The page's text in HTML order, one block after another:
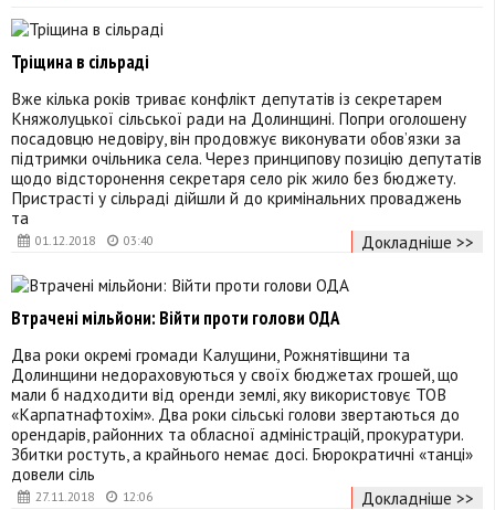
01.12.2018 03:40
Тріщина в сільраді
Вже кілька років триває конфлікт депутатів із секретарем
Княжолуцької сільської ради на Долинщині. Попри оголошену
посадовцю недовіру, він продовжує виконувати обов’язки за
підтримки очільника села. Через принципову позицію депутатів
щодо відсторонення секретаря село рік жило без бюджету.
Пристрасті у сільраді дійшли й до кримінальних проваджень
та
Докладніше >>
27.11.2018 12:06
Втрачені мільйони: Війти проти голови ОДА
Два роки окремі громади Калущини, Рожнятівщини та
Долинщини недораховуються у своїх бюджетах грошей, що
мали б надходити від оренди землі, яку використовує ТОВ
«Карпатнафтохім». Два роки сільські голови звертаються до
орендарів, районних та обласної адміністрацій, прокуратури.
Збитки ростуть, а крайнього немає досі. Бюрократичні «танці»
довели сіль
Докладніше >>